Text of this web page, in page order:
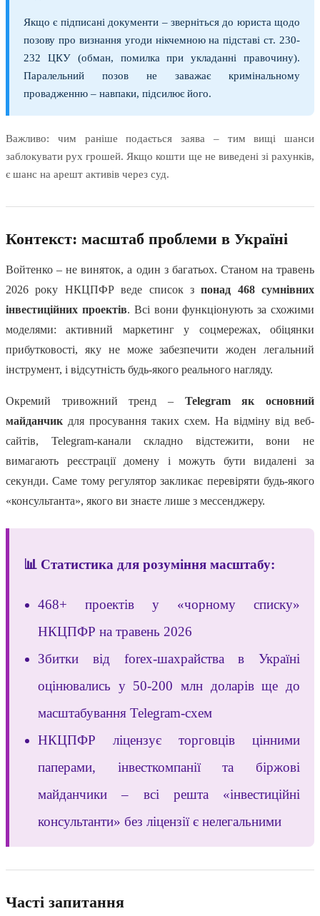
Якщо є підписані документи – зверніться до юриста щодо
позову про визнання угоди нікчемною на підставі ст. 230-
232 ЦКУ (обман, помилка при укладанні правочину).
Паралельний позов не заважає кримінальному
провадженню – навпаки, підсилює його.
Важливо: чим раніше подається заява – тим вищі шанси
заблокувати рух грошей. Якщо кошти ще не виведені зі рахунків,
є шанс на арешт активів через суд.
Контекст: масштаб проблеми в Україні
Войтенко – не виняток, а один з багатьох. Станом на травень
2026 року НКЦПФР веде список зпонад 468 сумнівних
інвестиційних проектів. Всі вони функціонують за схожими
моделями: активний маркетинг у соцмережах, обіцянки
прибутковості, яку не може забезпечити жоден легальний
інструмент, і відсутність будь-якого реального нагляду.
Окремий тривожний тренд – Telegram як основний
майданчик для просування таких схем. На відміну від веб-
сайтів, Telegram-канали складно відстежити, вони не
вимагають реєстрації домену і можуть бути видалені за
секунди. Саме тому регулятор закликає перевіряти будь-якого
«консультанта», якого ви знаєте лише з мессенджеру.
📊 Статистика для розуміння масштабу:
468+ проектів у «чорному списку»
НКЦПФР на травень 2026
Збитки від forex-шахрайства в Україні
оцінювались у 50-200 млн доларів ще до
масштабування Telegram-схем
НКЦПФР ліцензує торговців цінними
паперами, інвесткомпанії та біржові
майданчики – всі решта «інвестиційні
консультанти» без ліцензії є нелегальними
Часті запитання